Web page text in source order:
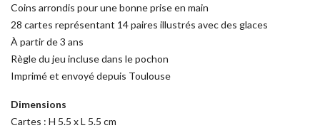
Coins arrondis pour une bonne prise en main
28 cartes représentant 14 paires illustrés avec des glaces
À partir de 3 ans
Règle du jeu incluse dans le pochon
Imprimé et envoyé depuis Toulouse
Dimensions
Cartes : H 5.5 x L 5.5 cm